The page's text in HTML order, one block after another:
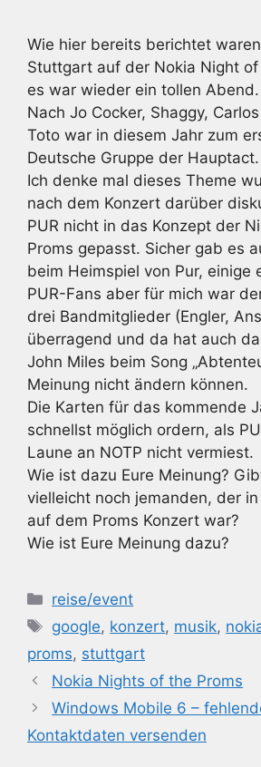
Wie hier bereits berichtet
Stuttgart auf der Nokia Night
es war wieder ein tollen Abend.
Nach Jo Cocker, Shaggy,
Toto war in diesem Jahr zum
Deutsche Gruppe der Hauptact.
Ich denke mal dieses Theme
nach dem Konzert darüber
PUR nicht in das Konzept der
Proms gepasst. Sicher gab es
beim Heimspiel von Pur, einige
PUR-Fans aber für mich war
drei Bandmitglieder (Engler,
überragend und da hat auch
John Miles beim Song
Meinung nicht ändern können.
Die Karten für das kommende
schnellst möglich ordern, als
Laune an NOTP nicht vermiest.
Wie ist dazu Eure Meinung?
vielleicht noch jemanden, der
auf dem Proms Konzert war?
Wie ist Eure Meinung dazu?
Kategorien
reise/event
Schlagwörter
google, konzert, musik,
proms, stuttgart
Nokia Nights of the Proms
Windows Mobile 6 –
Kontaktdaten versenden